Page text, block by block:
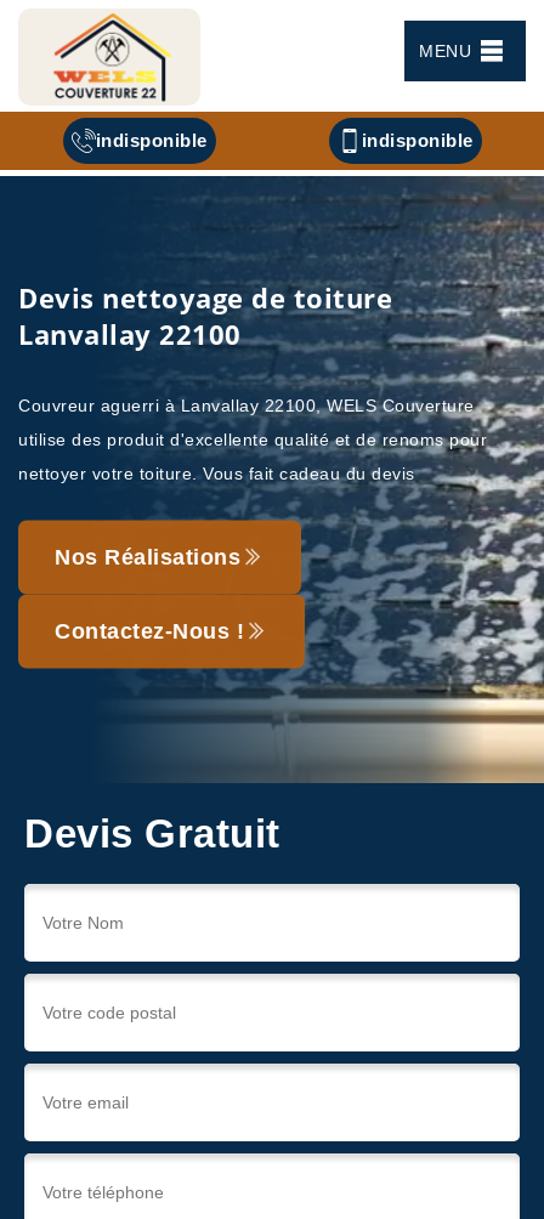
MENU
indisponible indisponible
Devis nettoyage de toiture
Lanvallay 22100
Couvreur aguerri à Lanvallay 22100, WELS Couverture
utilise des produit d'excellente qualité et de renoms pour
nettoyer votre toiture. Vous fait cadeau du devis
Nos Réalisations
Contactez-Nous !
Devis Gratuit